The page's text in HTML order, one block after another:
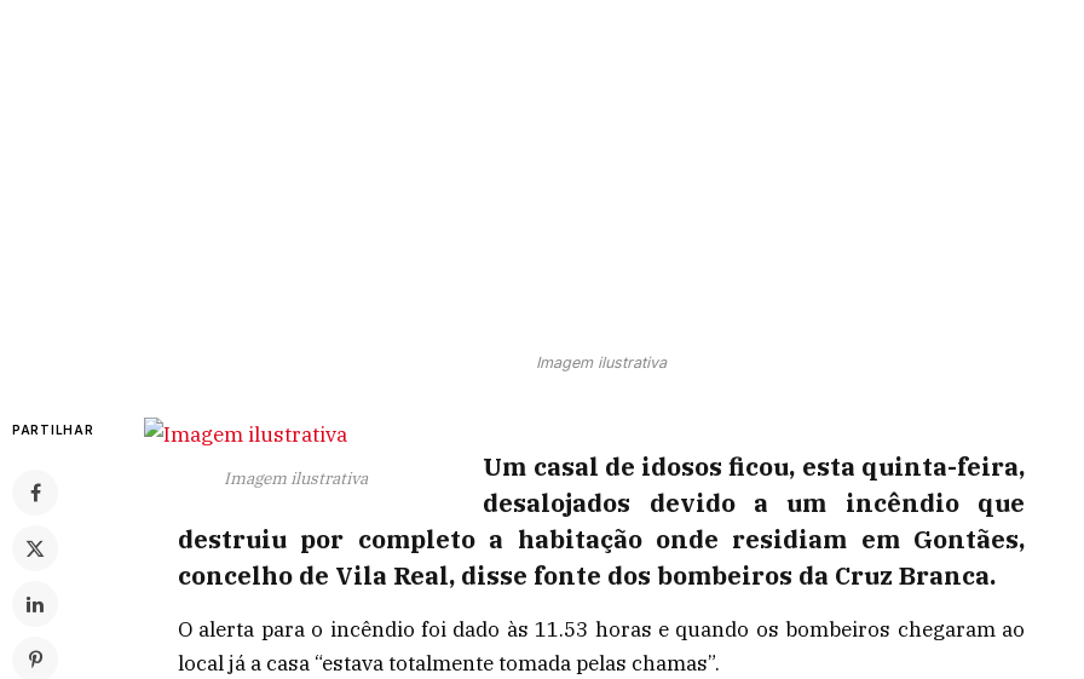
Imagem ilustrativa
PARTILHAR
Imagem ilustrativa
Um casal de idosos ficou, esta quinta-feira,
desalojados devido a um incêndio que
destruiu por completo a habitação onde residiam em Gontães,
concelho de Vila Real, disse fonte dos bombeiros da Cruz Branca.
O alerta para o incêndio foi dado às 11.53 horas e quando os bombeiros chegaram ao
local já a casa “estava totalmente tomada pelas chamas”.